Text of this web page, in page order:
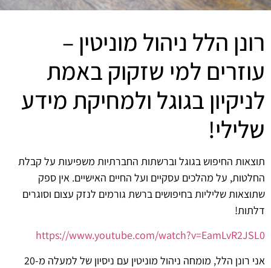
רונן הלל ניהול מוניטין –
עוזרים למי שזקוק באמת
לניקיון בגוגל ולמחיקת מידע
שלילי!
תוצאות החיפוש בגוגל וברשתות החברתיות משפיעות על קבלת
החלטות, על מהלכים עסקיים ועל החיים האישיים. אין ספק
שתוצאות שליליות בחיפושים ברשת גורמים לנזק עצום וסוגרים
דלתות!
https://www.youtube.com/watch?v=EamLvR2JSL0
אני רונן הלל, מומחה ניהול מוניטין עם ניסיון של למעלה מ-20